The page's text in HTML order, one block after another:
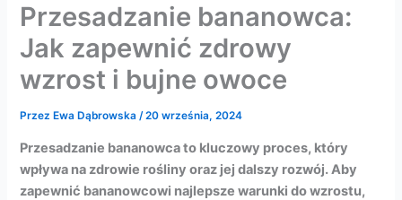
Przesadzanie bananowca:
Jak zapewnić zdrowy
wzrost i bujne owoce
Przez Ewa Dąbrowska/20 września, 2024
Przesadzanie bananowca to kluczowy proces, który
wpływa na zdrowie rośliny oraz jej dalszy rozwój. Aby
zapewnić bananowcowi najlepsze warunki do wzrostu,